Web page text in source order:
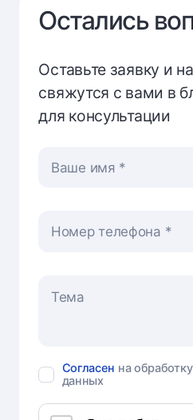
МЧД.
Остались
Оставьте заявку и
свяжутся с вами в
для консультации
Ваше имя
Номер телефона
Согласен на
данных